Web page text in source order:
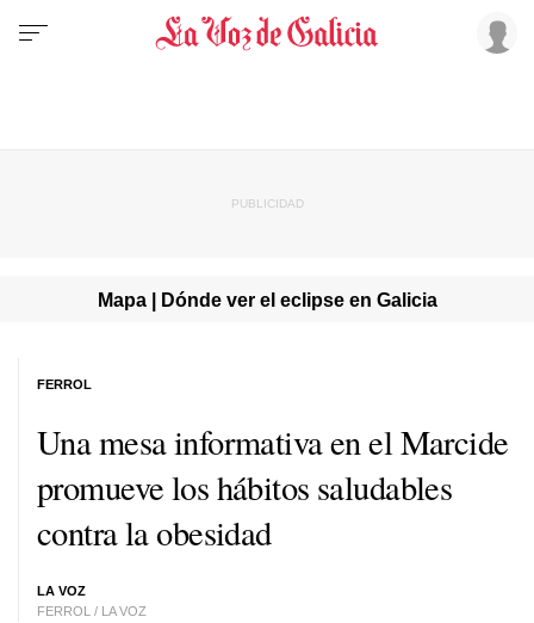
Mapa | Dónde ver el eclipse en Galicia
Una mesa informativa en el Marcide
promueve los hábitos saludables
contra la obesidad
LA VOZ
FERROL / LA VOZ
FERROL